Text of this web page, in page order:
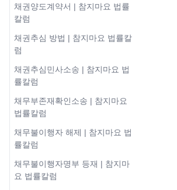
채권양도계약서 | 참지마요 법률
칼럼
채권추심 방법 | 참지마요 법률칼
럼
채권추심민사소송 | 참지마요 법
률칼럼
채무부존재확인소송 | 참지마요
법률칼럼
채무불이행자 해제 | 참지마요 법
률칼럼
채무불이행자명부 등재 | 참지마
요 법률칼럼